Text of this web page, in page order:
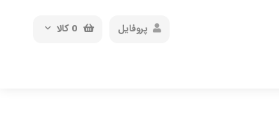
0 کالا پروفایل